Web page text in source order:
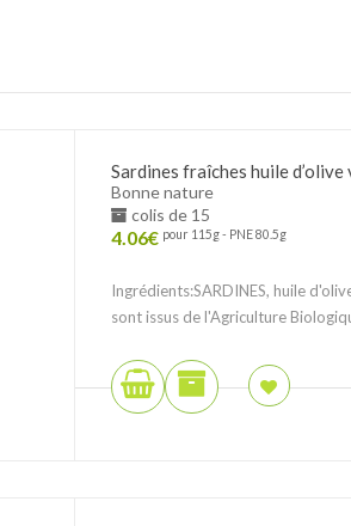
Sardines fraîches huile
Bonne nature
colis de 15
4.06€ pour 115g - PNE 80.5g
Ingrédients:SARDINES, huile
sont issus de l'Agriculture